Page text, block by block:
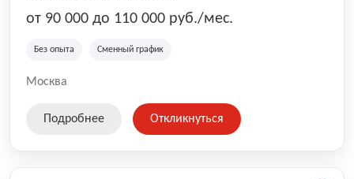
от 90 000 до 110 000 руб./мес.
Без опыта Сменный график
Москва
Подробнее Откликнуться